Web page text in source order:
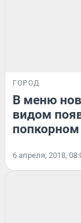
ГОРОД
В меню
видом
попкорном
6 апреля, 2018,